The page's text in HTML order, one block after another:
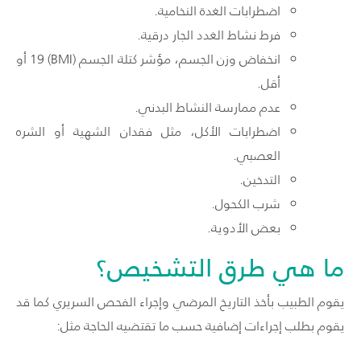
اضطرابات الغدة النخامية.
فرط نشاط الغدد الجار درقية.
انخفاض وزن الجسم، مؤشر كتلة الجسم (BMI) 19 أو
أقل.
عدم ممارسة النشاط البدني.
اضطرابات الأكل، مثل فقدان الشهية أو الشره
العصبي.
التدخين.
شرب الكحول.
بعض الأدوية.
ما هي طرق التشخيص؟
يقوم الطبيب بأخذ التاريخ المرضي وإجراء الفحص السريري كما قد
يقوم بطلب إجراءات إضافية حسب ما تقتضيه الحاجة مثل: